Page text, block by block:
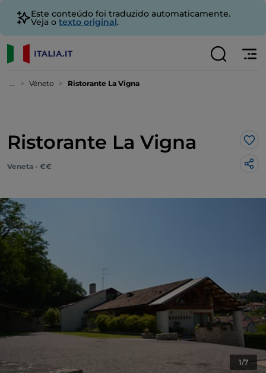
Este conteúdo foi traduzido automaticamente.
Veja o texto original.
... Véneto Ristorante La Vigna
Ristorante La Vigna
Veneta - €€
1/7